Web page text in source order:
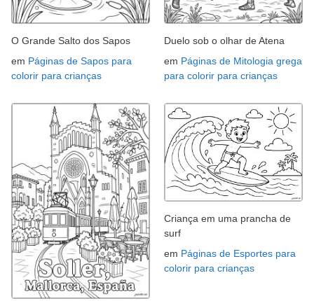
O Grande Salto dos Sapos
em Páginas de Sapos para
colorir para crianças
Duelo sob o olhar de Atena
em Páginas de Mitologia grega
para colorir para crianças
Criança em uma prancha de
surf
em Páginas de Esportes para
colorir para crianças